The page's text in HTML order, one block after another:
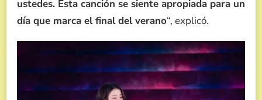
ustedes. Esta canción se siente apropiada para un
día que marca el final del verano“, explicó.